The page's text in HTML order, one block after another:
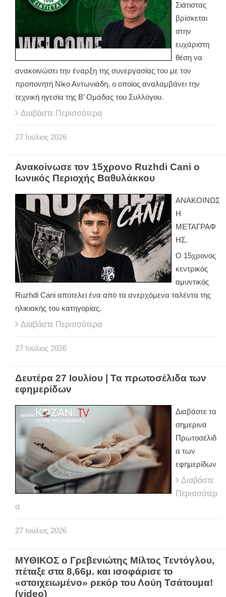
Σιάτιστας
βρίσκεται
στην
ευχάριστη
θέση να
ανακοινώσει την έναρξη της συνεργασίας του με τον
προπονητή Νίκο Αντωνιάδη, ο οποίος αναλαμβάνει την
τεχνική ηγεσία της Β’ Ομάδας του Συλλόγου.
Διαβάστε Περισσότερα
27 Ιούλιος 2026
Ανακοίνωσε τον 15χρονο Ruzhdi Cani ο
Ιωνικός Περιοχής Βαθυλάκκου
ΑΝΑΚΟΙΝΩΣ
Η
ΜΕΤΑΓΡΑΦ
ΗΣ.
Ο 15χρονος
κεντρικός
αμυντικός
Ruzhdi Cani αποτελεί ένα από τα ανερχόμενα ταλέντα της
ηλικιακής του κατηγορίας.
Διαβάστε Περισσότερα
27 Ιούλιος 2026
Δευτέρα 27 Ιουλίου | Τα πρωτοσέλιδα των
εφημερίδων
Διαβάστε τα
σημερινά
Πρωτοσέλιδ
α των
εφημερίδων
Διαβάστε
Περισσότερ
α
27 Ιούλιος 2026
ΜΥΘΙΚΟΣ ο Γρεβενιώτης Μίλτος Τεντόγλου,
πέταξε στα 8,66μ. και ισοφάρισε το
«στοιχειωμένο» ρεκόρ του Λούη Τσάτουμα!
(video)